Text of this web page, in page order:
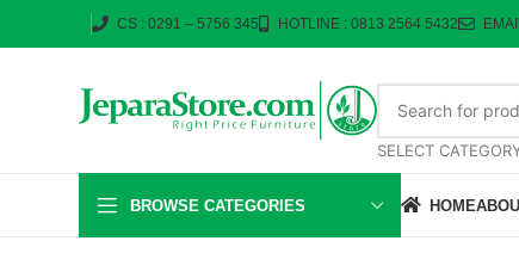
CS : 0291 – 5756 345 HOTLINE : 0813 2564 5432
SELECT
BROWSE CATEGORIES HOME